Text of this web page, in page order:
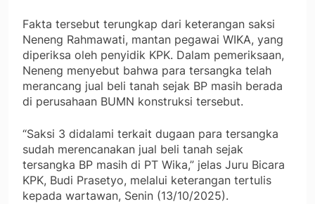
Fakta tersebut terungkap dari keterangan saksi
Neneng Rahmawati, mantan pegawai WIKA, yang
diperiksa oleh penyidik KPK. Dalam pemeriksaan,
Neneng menyebut bahwa para tersangka telah
merancang jual beli tanah sejak BP masih berada
di perusahaan BUMN konstruksi tersebut.
“Saksi 3 didalami terkait dugaan para tersangka
sudah merencanakan jual beli tanah sejak
tersangka BP masih di PT Wika,” jelas Juru Bicara
KPK, Budi Prasetyo, melalui keterangan tertulis
kepada wartawan, Senin (13/10/2025).